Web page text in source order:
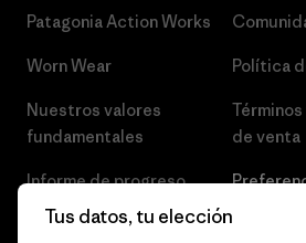
Patagonia Action Works
Worn Wear
Nuestros valores
fundamentales
Informe de progreso
Business Unusual
Política
de venta
Empleo
Tus datos, tu elección